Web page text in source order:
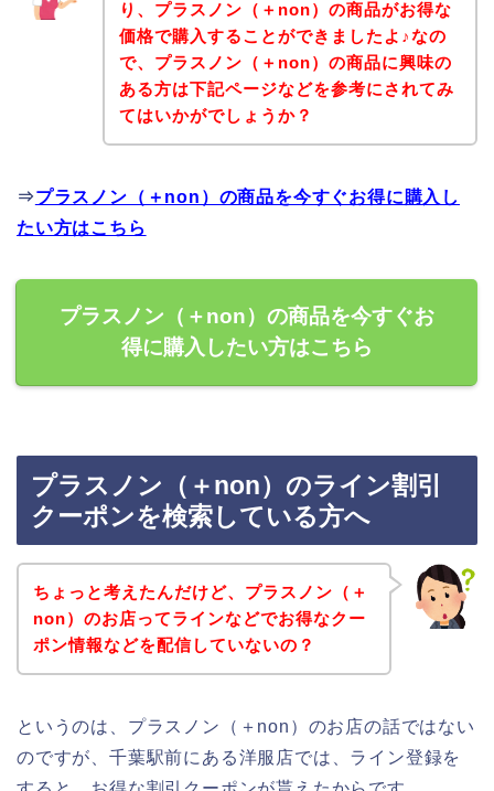
り、プラスノン（＋non）の商品がお得な
価格で購入することができましたよ♪なの
で、プラスノン（＋non）の商品に興味の
ある方は下記ページなどを参考にされてみ
てはいかがでしょうか？
⇒プラスノン（＋non）の商品を今すぐお得に購入し
たい方はこちら
プラスノン（＋non）の商品を今すぐお
得に購入したい方はこちら
プラスノン（＋non）のライン割引
クーポンを検索している方へ
ちょっと考えたんだけど、プラスノン（＋
non）のお店ってラインなどでお得なクー
ポン情報などを配信していないの？
というのは、プラスノン（＋non）のお店の話ではない
のですが、千葉駅前にある洋服店では、ライン登録を